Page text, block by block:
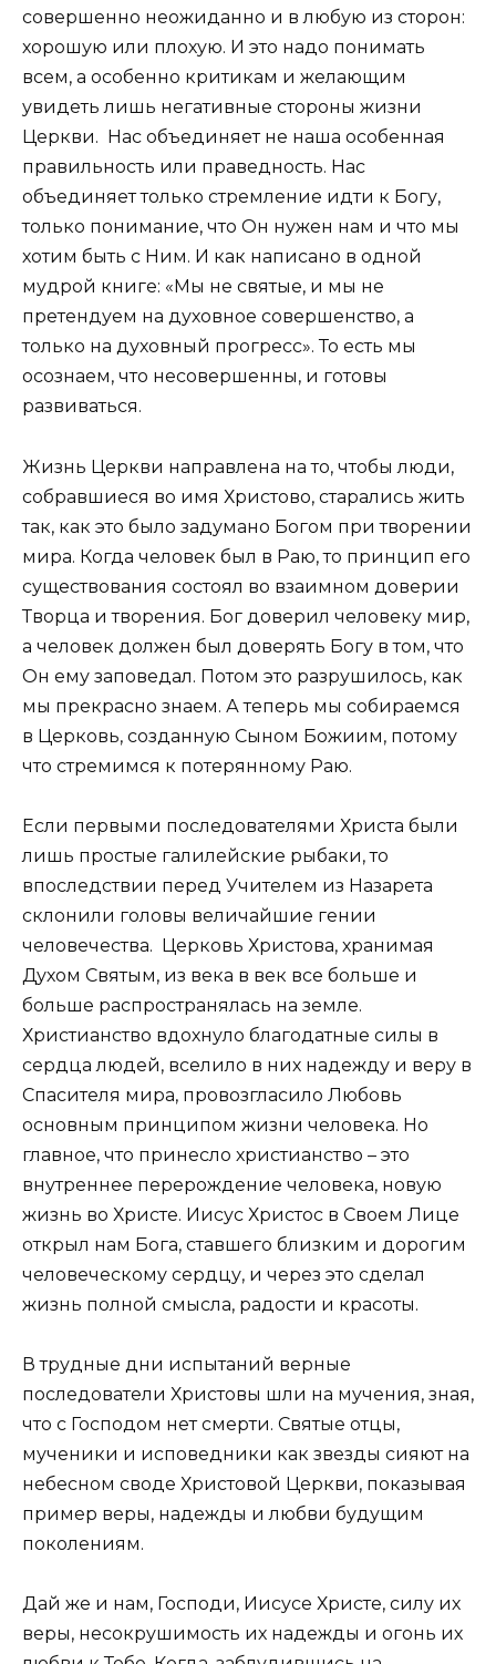
совершенно неожиданно и в любую из сторон:
хорошую или плохую. И это надо понимать
всем, а особенно критикам и желающим
увидеть лишь негативные стороны жизни
Церкви. Нас объединяет не наша особенная
правильность или праведность. Нас
объединяет только стремление идти к Богу,
только понимание, что Он нужен нам и что мы
хотим быть с Ним. И как написано в одной
мудрой книге: «Мы не святые, и мы не
претендуем на духовное совершенство, а
только на духовный прогресс». То есть мы
осознаем, что несовершенны, и готовы
развиваться.
Жизнь Церкви направлена на то, чтобы люди,
собравшиеся во имя Христово, старались жить
так, как это было задумано Богом при творении
мира. Когда человек был в Раю, то принцип его
существования состоял во взаимном доверии
Творца и творения. Бог доверил человеку мир,
а человек должен был доверять Богу в том, что
Он ему заповедал. Потом это разрушилось, как
мы прекрасно знаем. А теперь мы собираемся
в Церковь, созданную Сыном Божиим, потому
что стремимся к потерянному Раю.
Если первыми последователями Христа были
лишь простые галилейские рыбаки, то
впоследствии перед Учителем из Назарета
склонили головы величайшие гении
человечества. Церковь Христова, хранимая
Духом Святым, из века в век все больше и
больше распространялась на земле.
Христианство вдохнуло благодатные силы в
сердца людей, вселило в них надежду и веру в
Спасителя мира, провозгласило Любовь
основным принципом жизни человека. Но
главное, что принесло христианство – это
внутреннее перерождение человека, новую
жизнь во Христе. Иисус Христос в Своем Лице
открыл нам Бога, ставшего близким и дорогим
человеческому сердцу, и через это сделал
жизнь полной смысла, радости и красоты.
В трудные дни испытаний верные
последователи Христовы шли на мучения, зная,
что с Господом нет смерти. Святые отцы,
мученики и исповедники как звезды сияют на
небесном своде Христовой Церкви, показывая
пример веры, надежды и любви будущим
поколениям.
Дай же и нам, Господи, Иисусе Христе, силу их
веры, несокрушимость их надежды и огонь их